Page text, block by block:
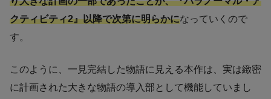
クティビティ2』以降で次第に明らかになっていくので
す。
このように、一見完結した物語に見える本作は、実は緻密
に計画された大きな物語の導入部として機能していまし